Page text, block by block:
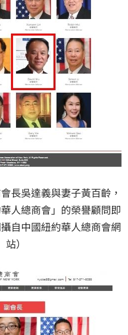
吳達義與妻子黃百齡，
人總商會」的榮譽顧問即
自中國紐約華人總商會網
站）